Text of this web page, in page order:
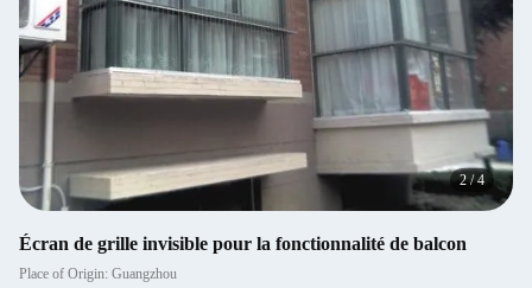
2/4
Écran de grille invisible pour la fonctionnalité de balcon
Place of Origin: Guangzhou